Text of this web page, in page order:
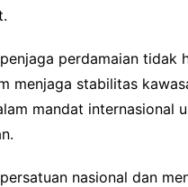
perdamaian tidak
menjaga stabilitas
mandat internasional
nasional dan